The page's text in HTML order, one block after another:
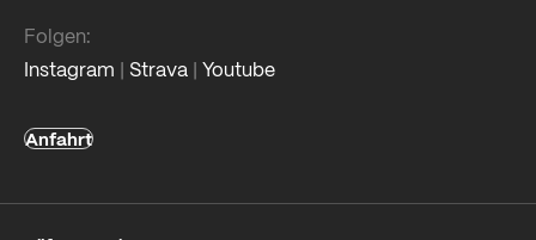
Folgen:
Instagram | Strava | Youtube
Anfahrt